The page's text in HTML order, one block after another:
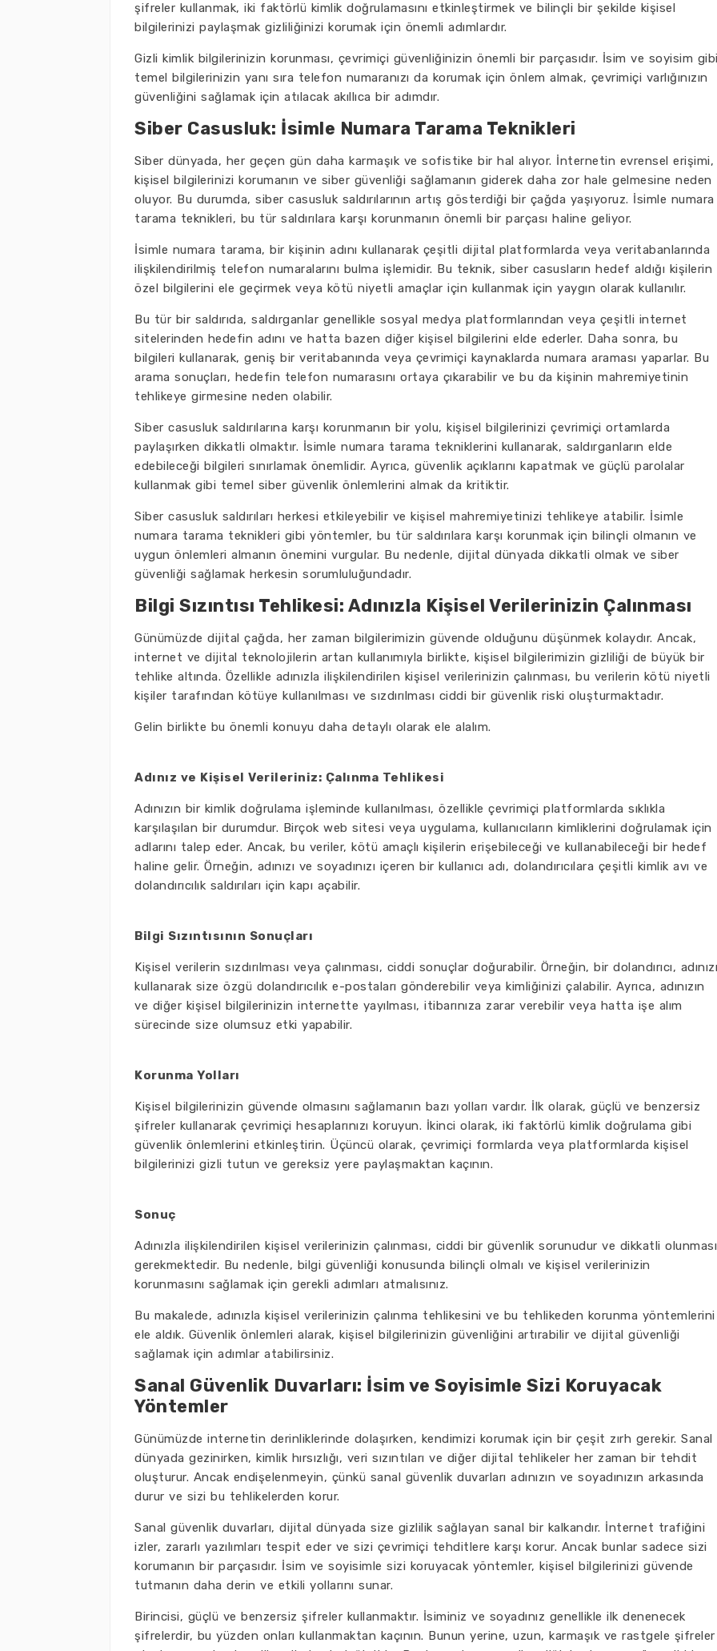
şifreler kullanmak, iki faktörlü kimlik doğrulamasını etkinleştirmek ve bilinçli bir şekilde kişisel
bilgilerinizi paylaşmak gizliliğinizi korumak için önemli adımlardır.
Gizli kimlik bilgilerinizin korunması, çevrimiçi güvenliğinizin önemli bir parçasıdır. İsim ve soyisim
temel bilgilerinizin yanı sıra telefon numaranızı da korumak için önlem almak, çevrimiçi varlığınızın
güvenliğini sağlamak için atılacak akıllıca bir adımdır.
Siber Casusluk: İsimle Numara Tarama Teknikleri
Siber dünyada, her geçen gün daha karmaşık ve sofistike bir hal alıyor. İnternetin evrensel erişimi,
kişisel bilgilerinizi korumanın ve siber güvenliği sağlamanın giderek daha zor hale gelmesine neden
oluyor. Bu durumda, siber casusluk saldırılarının artış gösterdiği bir çağda yaşıyoruz. İsimle numara
tarama teknikleri, bu tür saldırılara karşı korunmanın önemli bir parçası haline geliyor.
İsimle numara tarama, bir kişinin adını kullanarak çeşitli dijital platformlarda veya veritabanlarında
ilişkilendirilmiş telefon numaralarını bulma işlemidir. Bu teknik, siber casusların hedef aldığı kişilerin
özel bilgilerini ele geçirmek veya kötü niyetli amaçlar için kullanmak için yaygın olarak kullanılır.
Bu tür bir saldırıda, saldırganlar genellikle sosyal medya platformlarından veya çeşitli internet
sitelerinden hedefin adını ve hatta bazen diğer kişisel bilgilerini elde ederler. Daha sonra, bu
bilgileri kullanarak, geniş bir veritabanında veya çevrimiçi kaynaklarda numara araması yaparlar. Bu
arama sonuçları, hedefin telefon numarasını ortaya çıkarabilir ve bu da kişinin mahremiyetinin
tehlikeye girmesine neden olabilir.
Siber casusluk saldırılarına karşı korunmanın bir yolu, kişisel bilgilerinizi çevrimiçi ortamlarda
paylaşırken dikkatli olmaktır. İsimle numara tarama tekniklerini kullanarak, saldırganların elde
edebileceği bilgileri sınırlamak önemlidir. Ayrıca, güvenlik açıklarını kapatmak ve güçlü parolalar
kullanmak gibi temel siber güvenlik önlemlerini almak da kritiktir.
Siber casusluk saldırıları herkesi etkileyebilir ve kişisel mahremiyetinizi tehlikeye atabilir. İsimle
numara tarama teknikleri gibi yöntemler, bu tür saldırılara karşı korunmak için bilinçli olmanın ve
uygun önlemleri almanın önemini vurgular. Bu nedenle, dijital dünyada dikkatli olmak ve siber
güvenliği sağlamak herkesin sorumluluğundadır.
Bilgi Sızıntısı Tehlikesi: Adınızla Kişisel Verilerinizin Çalınması
Günümüzde dijital çağda, her zaman bilgilerimizin güvende olduğunu düşünmek kolaydır. Ancak,
internet ve dijital teknolojilerin artan kullanımıyla birlikte, kişisel bilgilerimizin gizliliği de büyük bir
tehlike altında. Özellikle adınızla ilişkilendirilen kişisel verilerinizin çalınması, bu verilerin kötü niyetli
kişiler tarafından kötüye kullanılması ve sızdırılması ciddi bir güvenlik riski oluşturmaktadır.
Gelin birlikte bu önemli konuyu daha detaylı olarak ele alalım.
Adınız ve Kişisel Verileriniz: Çalınma Tehlikesi
Adınızın bir kimlik doğrulama işleminde kullanılması, özellikle çevrimiçi platformlarda sıklıkla
karşılaşılan bir durumdur. Birçok web sitesi veya uygulama, kullanıcıların kimliklerini doğrulamak için
adlarını talep eder. Ancak, bu veriler, kötü amaçlı kişilerin erişebileceği ve kullanabileceği bir hedef
haline gelir. Örneğin, adınızı ve soyadınızı içeren bir kullanıcı adı, dolandırıcılara çeşitli kimlik avı ve
dolandırıcılık saldırıları için kapı açabilir.
Bilgi Sızıntısının Sonuçları
Kişisel verilerin sızdırılması veya çalınması, ciddi sonuçlar doğurabilir. Örneğin, bir dolandırıcı, adınızı
kullanarak size özgü dolandırıcılık e-postaları gönderebilir veya kimliğinizi çalabilir. Ayrıca, adınızın
ve diğer kişisel bilgilerinizin internette yayılması, itibarınıza zarar verebilir veya hatta işe alım
sürecinde size olumsuz etki yapabilir.
Korunma Yolları
Kişisel bilgilerinizin güvende olmasını sağlamanın bazı yolları vardır. İlk olarak, güçlü ve benzersiz
şifreler kullanarak çevrimiçi hesaplarınızı koruyun. İkinci olarak, iki faktörlü kimlik doğrulama gibi
güvenlik önlemlerini etkinleştirin. Üçüncü olarak, çevrimiçi formlarda veya platformlarda kişisel
bilgilerinizi gizli tutun ve gereksiz yere paylaşmaktan kaçının.
Sonuç
Adınızla ilişkilendirilen kişisel verilerinizin çalınması, ciddi bir güvenlik sorunudur ve dikkatli olunması
gerekmektedir. Bu nedenle, bilgi güvenliği konusunda bilinçli olmalı ve kişisel verilerinizin
korunmasını sağlamak için gerekli adımları atmalısınız.
Bu makalede, adınızla kişisel verilerinizin çalınma tehlikesini ve bu tehlikeden korunma yöntemlerini
ele aldık. Güvenlik önlemleri alarak, kişisel bilgilerinizin güvenliğini artırabilir ve dijital güvenliği
sağlamak için adımlar atabilirsiniz.
Sanal Güvenlik Duvarları: İsim ve Soyisimle Sizi Koruyacak
Yöntemler
Günümüzde internetin derinliklerinde dolaşırken, kendimizi korumak için bir çeşit zırh gerekir. Sanal
dünyada gezinirken, kimlik hırsızlığı, veri sızıntıları ve diğer dijital tehlikeler her zaman bir tehdit
oluşturur. Ancak endişelenmeyin, çünkü sanal güvenlik duvarları adınızın ve soyadınızın arkasında
durur ve sizi bu tehlikelerden korur.
Sanal güvenlik duvarları, dijital dünyada size gizlilik sağlayan sanal bir kalkandır. İnternet trafiğini
izler, zararlı yazılımları tespit eder ve sizi çevrimiçi tehditlere karşı korur. Ancak bunlar sadece sizi
korumanın bir parçasıdır. İsim ve soyisimle sizi koruyacak yöntemler, kişisel bilgilerinizi güvende
tutmanın daha derin ve etkili yollarını sunar.
Birincisi, güçlü ve benzersiz şifreler kullanmaktır. İsiminiz ve soyadınız genellikle ilk denenecek
şifrelerdir, bu yüzden onları kullanmaktan kaçının. Bunun yerine, uzun, karmaşık ve rastgele şifreler